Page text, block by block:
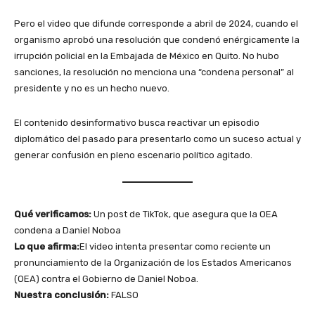
Pero el video que difunde corresponde a abril de 2024, cuando el
organismo aprobó una resolución que condenó enérgicamente la
irrupción policial en la Embajada de México en Quito. No hubo
sanciones, la resolución no menciona una “condena personal” al
presidente y no es un hecho nuevo.
El contenido desinformativo busca reactivar un episodio
diplomático del pasado para presentarlo como un suceso actual y
generar confusión en pleno escenario político agitado.
Qué verificamos: Un post de TikTok, que asegura que la OEA
condena a Daniel Noboa
Lo que afirma:El video intenta presentar como reciente un
pronunciamiento de la Organización de los Estados Americanos
(OEA) contra el Gobierno de Daniel Noboa.
Nuestra conclusión: FALSO